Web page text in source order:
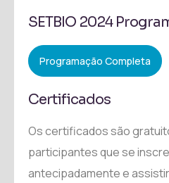
SETBIO 2024
Programação Completa
Certificados
Os certificados são
participantes que se
antecipadamente e